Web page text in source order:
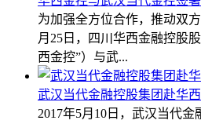
为加强全方位合作，推动双
月25日，四川华西金融控股
西金控”）与武...
武汉当代金融控股集团赴华
2017年5月10日，武汉当代